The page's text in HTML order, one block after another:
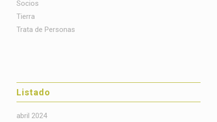
Socios
Tierra
Trata de Personas
Listado
abril 2024